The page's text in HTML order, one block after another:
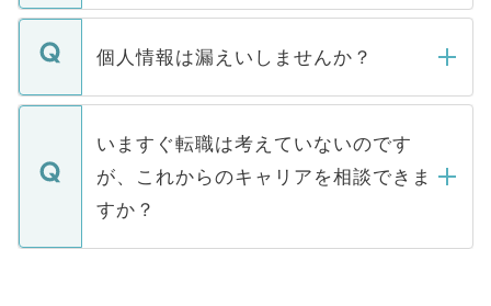
ません。
■応募殺到を避けるため 人気のある医療機
関を公にしてしまうと、応募が殺到する場
に、医療機関が求める条件に合った人材の
みを人材紹介会社に依頼するケースが増え
ています。
転職・入職を強要することは一切ありませ
ん。また、仮に応募先から内定をいただい
定を承諾する必要はありません。内定先へ
の辞退の連絡はキャリアパートナーが行い
個人情報は漏えいしませんか？
個人情報が漏えいすることはありませんの
で、ご安心ください。当サイトからの登録
などで収集したご登録者様の個人情報は、
ご本人のキャリアアップおよび転職活動の
支援を目的に使用いたします。お預かりし
ているすべての個人データはご本人の許可
いますぐ転職は考えていないのです
が、これからのキャリアを相談できま
すか？